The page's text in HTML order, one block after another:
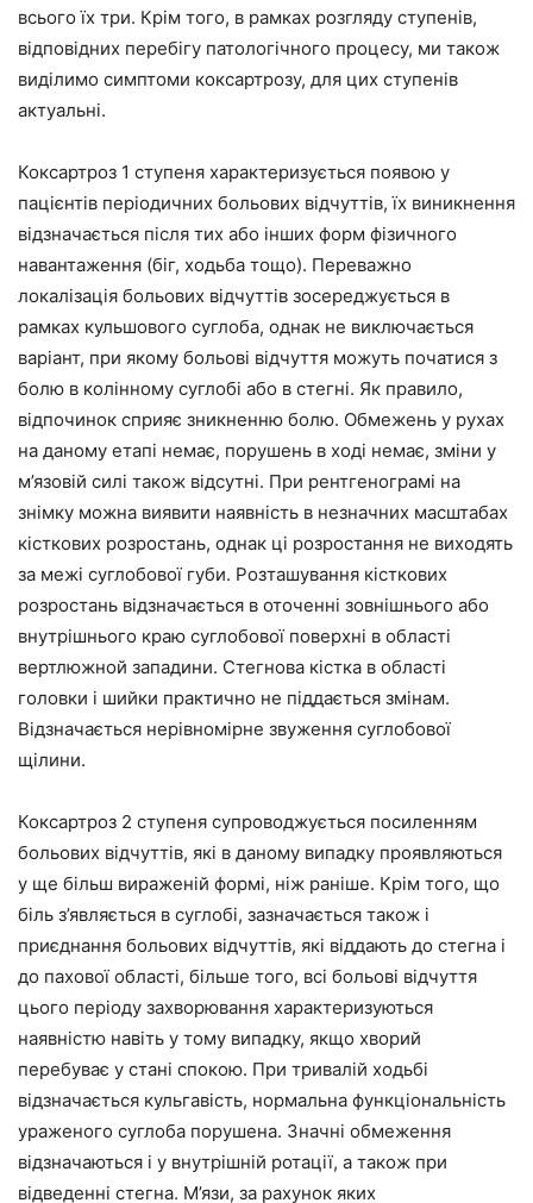
всього їх три. Крім того, в рамках розгляду ступенів,
відповідних перебігу патологічного процесу, ми також
виділимо симптоми коксартрозу, для цих ступенів
актуальні.
Коксартроз 1 ступеня характеризується появою у
пацієнтів періодичних больових відчуттів, їх виникнення
відзначається після тих або інших форм фізичного
навантаження (біг, ходьба тощо). Переважно
локалізація больових відчуттів зосереджується в
рамках кульшового суглоба, однак не виключається
варіант, при якому больові відчуття можуть початися з
болю в колінному суглобі або в стегні. Як правило,
відпочинок сприяє зникненню болю. Обмежень у рухах
на даному етапі немає, порушень в ході немає, зміни у
м’язовій силі також відсутні. При рентгенограмі на
знімку можна виявити наявність в незначних масштабах
кісткових розростань, однак ці розростання не виходять
за межі суглобової губи. Розташування кісткових
розростань відзначається в оточенні зовнішнього або
внутрішнього краю суглобової поверхні в області
вертлюжной западини. Стегнова кістка в області
головки і шийки практично не піддається змінам.
Відзначається нерівномірне звуження суглобової
щілини.
Коксартроз 2 ступеня супроводжується посиленням
больових відчуттів, які в даному випадку проявляються
у ще більш вираженій формі, ніж раніше. Крім того, що
біль з’являється в суглобі, зазначається також і
приєднання больових відчуттів, які віддають до стегна і
до пахової області, більше того, всі больові відчуття
цього періоду захворювання характеризуються
наявністю навіть у тому випадку, якщо хворий
перебуває у стані спокою. При тривалій ходьбі
відзначається кульгавість, нормальна функціональність
ураженого суглоба порушена. Значні обмеження
відзначаються і у внутрішній ротації, а також при
відведенні стегна. М’язи, за рахунок яких